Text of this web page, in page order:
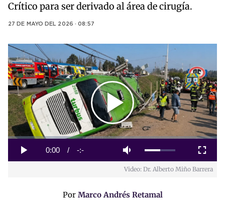
Crítico para ser derivado al área de cirugía.
27 DE MAYO DEL 2026 · 08:57
Play
Video
Play Mute
Current
0:00 / Duration
-:-
Loaded:
Fullscreen
Video: Dr. Alberto Miño Barrera
Por Marco Andrés Retamal